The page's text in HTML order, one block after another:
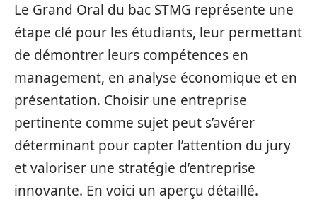
Le Grand Oral du bac STMG représente une
étape clé pour les étudiants, leur permettant
de démontrer leurs compétences en
management, en analyse économique et en
présentation. Choisir une entreprise
pertinente comme sujet peut s’avérer
déterminant pour capter l’attention du jury
et valoriser une stratégie d’entreprise
innovante. En voici un aperçu détaillé.